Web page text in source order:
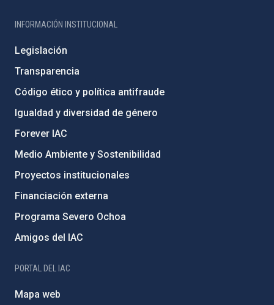
INFORMACIÓN INSTITUCIONAL
Legislación
Transparencia
Código ético y política antifraude
Igualdad y diversidad de género
Forever IAC
Medio Ambiente y Sostenibilidad
Proyectos institucionales
Financiación externa
Programa Severo Ochoa
Amigos del IAC
PORTAL DEL IAC
Mapa web